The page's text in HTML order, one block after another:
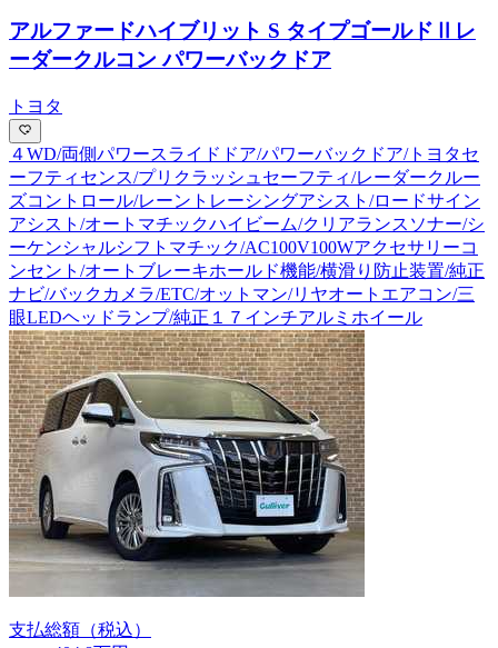
アルファードハイブリット S タイプゴールドⅡ レ
ーダークルコン パワーバックドア
トヨタ
４WD/両側パワースライドドア/パワーバックドア/トヨタセ
ーフティセンス/プリクラッシュセーフティ/レーダークルー
ズコントロール/レーントレーシングアシスト/ロードサイン
アシスト/オートマチックハイビーム/クリアランスソナー/シ
ーケンシャルシフトマチック/AC100V100Wアクセサリーコ
ンセント/オートブレーキホールド機能/横滑り防止装置/純正
ナビ/バックカメラ/ETC/オットマン/リヤオートエアコン/三
眼LEDヘッドランプ/純正１７インチアルミホイール
支払総額 （税込）